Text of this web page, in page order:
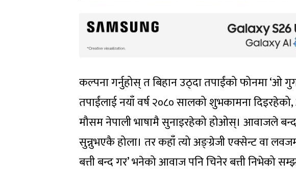
कल्पना गर्नुहोस् त बिहान उठ्दा तपाईंको फोनमा ‘ओ
तपाईंलाई नयाँ वर्ष २०८० सालको शुभकामना
मौसम नेपाली भाषामै सुनाइरहेको होओस्। आवाजले
सुन्नुभएकै होला। तर कहाँ त्यो अङ्ग्रेजी एक्सेन्ट वा
बत्ती बन्द गर’ भनेको आवाज पनि चिनेर बत्ती निभेको